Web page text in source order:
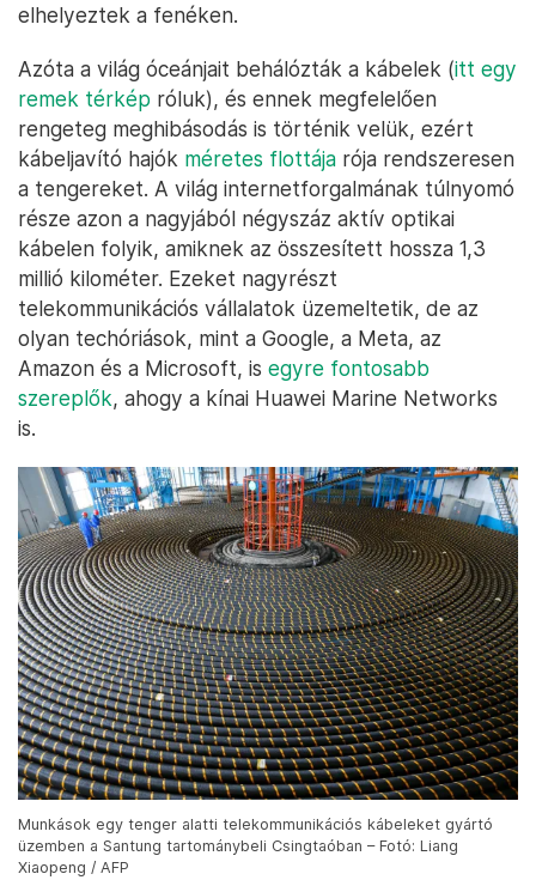
elhelyeztek a fenéken.
Azóta a világ óceánjait behálózták a kábelek (itt egy
remek térkép róluk), és ennek megfelelően
rengeteg meghibásodás is történik velük, ezért
kábeljavító hajók méretes flottája rója rendszeresen
a tengereket. A világ internetforgalmának túlnyomó
része azon a nagyjából négyszáz aktív optikai
kábelen folyik, amiknek az összesített hossza 1,3
millió kilométer. Ezeket nagyrészt
telekommunikációs vállalatok üzemeltetik, de az
olyan techóriások, mint a Google, a Meta, az
Amazon és a Microsoft, is egyre fontosabb
szereplők, ahogy a kínai Huawei Marine Networks
is.
Munkások egy tenger alatti telekommunikációs kábeleket gyártó
üzemben a Santung tartománybeli Csingtaóban – Fotó: Liang
Xiaopeng / AFP